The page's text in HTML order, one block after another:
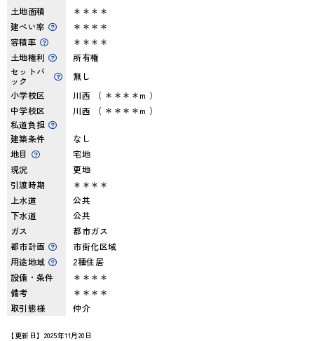
土地面積
＊＊＊＊
建ぺい率
＊＊＊＊
容積率
＊＊＊＊
土地権利
所有権
セットバ
ック
無し
小学校区
川西 （ ＊＊＊＊m ）
中学校区
川西 （ ＊＊＊＊m ）
私道負担
建築条件
なし
地目
宅地
現況
更地
引渡時期
＊＊＊＊
上水道
公共
下水道
公共
ガス
都市ガス
都市計画
市街化区域
用途地域
2種住居
設備・条件
＊＊＊＊
備考
＊＊＊＊
取引態様
仲介
【更新日】2025年11月20日